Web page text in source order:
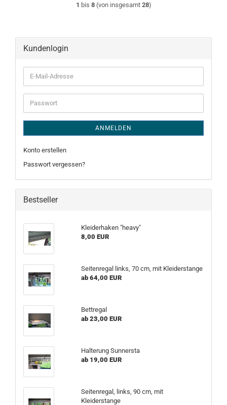
1 bis 8(von insgesamt 28)
Kundenlogin
E-
Mail-
Adresse
Passwort
ANMELDEN
Konto erstellen
Passwort vergessen?
Bestseller
Kleiderhaken "heavy"
8,00 EUR
Seitenregal links, 70 cm, mit Kleiderstange
ab 64,00 EUR
Bettregal
ab 23,00 EUR
Halterung Sunnersta
ab 19,00 EUR
Seitenregal, links, 90 cm, mit
Kleiderstange